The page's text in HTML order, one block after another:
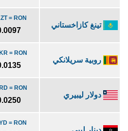
تينغ كازاخستاني
= RON
روبية سريلانكي
= RON
دولار ليبيري
= RON
= RON